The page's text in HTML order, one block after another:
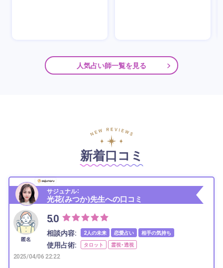
人気占い師一覧を見る
新着口コミ
サジュナル：
光花(みつか)先生への口コミ
匿名
5.0
相談内容: 2人の未来 恋愛占い 相手の気持ち
使用占術: タロット 霊視・透視
2025/04/06 22:22